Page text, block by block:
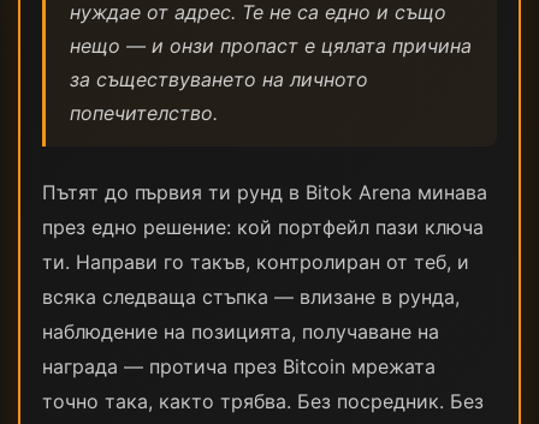
нуждае от адрес. Те не са едно и също
нещо — и онзи пропаст е цялата причина
за съществуването на личното
попечителство.
Пътят до първия ти рунд в Bitok Arena минава
през едно решение: кой портфейл пази ключа
ти. Направи го такъв, контролиран от теб, и
всяка следваща стъпка — влизане в рунда,
наблюдение на позицията, получаване на
награда — протича през Bitcoin мрежата
точно така, както трябва. Без посредник. Без